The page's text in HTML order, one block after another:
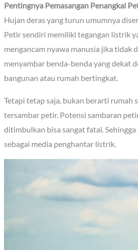
Pentingnya Pemasangan Penangkal
Hujan deras yang turun umumnya
Petir sendiri memiliki tegangan listrik
mengancam nyawa manusia jika tidak
menyambar benda-benda yang dekat
bangunan atau rumah bertingkat.
Tetapi tetap saja, bukan berarti
tersambar petir. Potensi sambaran
ditimbulkan bisa sangat fatal.
sebagai media penghantar listrik.